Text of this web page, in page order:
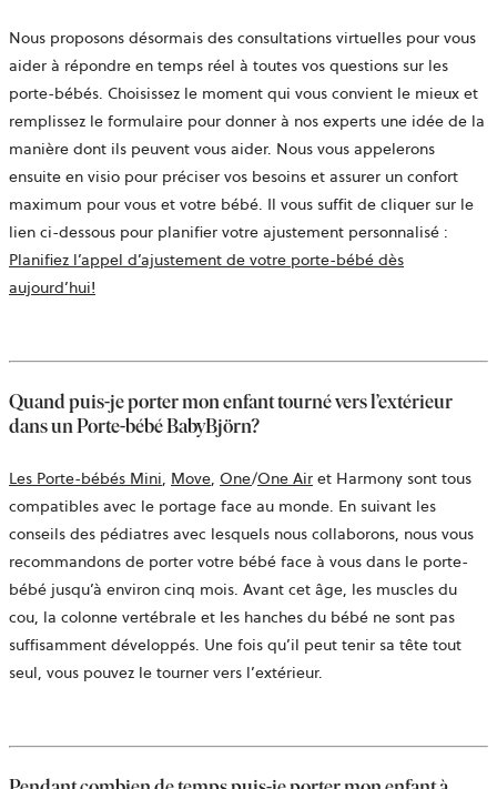
Nous proposons désormais des consultations virtuelles pour vous
aider à répondre en temps réel à toutes vos questions sur les
porte-bébés. Choisissez le moment qui vous convient le mieux et
remplissez le formulaire pour donner à nos experts une idée de la
manière dont ils peuvent vous aider. Nous vous appelerons
ensuite en visio pour préciser vos besoins et assurer un confort
maximum pour vous et votre bébé. Il vous suffit de cliquer sur le
lien ci-dessous pour planifier votre ajustement personnalisé :
Planifiez l’appel d’ajustement de votre porte-bébé dès
aujourd’hui!
Quand puis-je porter mon enfant tourné vers l’extérieur
dans un Porte-bébé BabyBjörn?
Les Porte-bébés Mini, Move, One/One Air et Harmony sont tous
compatibles avec le portage face au monde. En suivant les
conseils des pédiatres avec lesquels nous collaborons, nous vous
recommandons de porter votre bébé face à vous dans le porte-
bébé jusqu’à environ cinq mois. Avant cet âge, les muscles du
cou, la colonne vertébrale et les hanches du bébé ne sont pas
suffisamment développés. Une fois qu’il peut tenir sa tête tout
seul, vous pouvez le tourner vers l’extérieur.